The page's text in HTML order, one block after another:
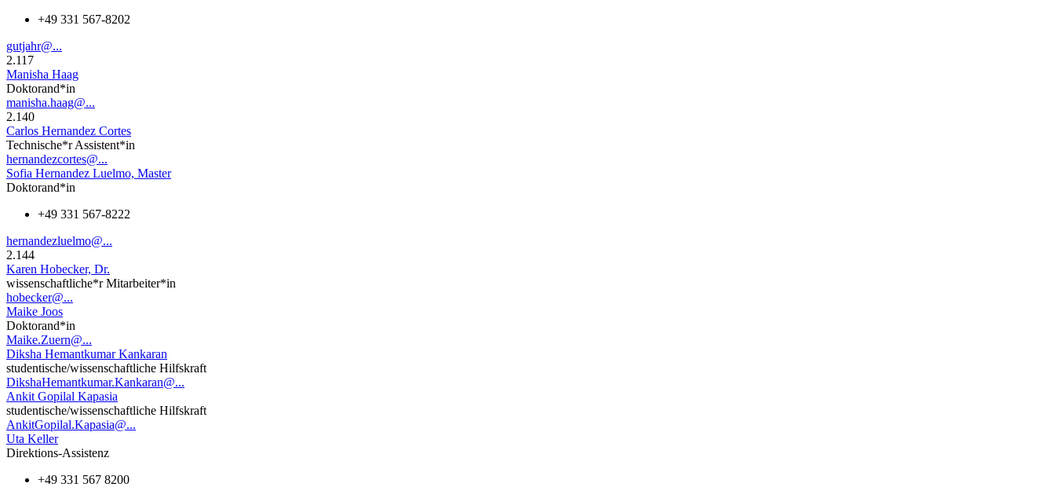
+49 331 567-8202
gutjahr@...
2.117
Manisha Haag
Doktorand*in
manisha.haag@...
2.140
Carlos Hernandez Cortes
Technische*r Assistent*in
hernandezcortes@...
Sofia Hernandez Luelmo, Master
Doktorand*in
+49 331 567-8222
hernandezluelmo@...
2.144
Karen Hobecker, Dr.
wissenschaftliche*r Mitarbeiter*in
hobecker@...
Maike Joos
Doktorand*in
Maike.Zuern@...
Diksha Hemantkumar Kankaran
studentische/wissenschaftliche Hilfskraft
DikshaHemantkumar.Kankaran@...
Ankit Gopilal Kapasia
studentische/wissenschaftliche Hilfskraft
AnkitGopilal.Kapasia@...
Uta Keller
Direktions-Assistenz
+49 331 567 8200